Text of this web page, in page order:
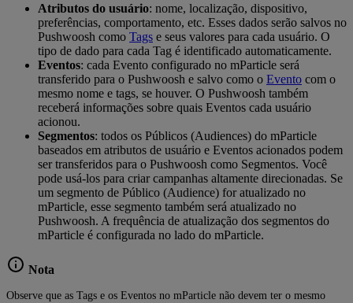
Atributos do usuário: nome, localização, dispositivo,
preferências, comportamento, etc. Esses dados serão salvos no
Pushwoosh como Tags e seus valores para cada usuário. O
tipo de dado para cada Tag é identificado automaticamente.
Eventos: cada Evento configurado no mParticle será
transferido para o Pushwoosh e salvo como o Evento com o
mesmo nome e tags, se houver. O Pushwoosh também
receberá informações sobre quais Eventos cada usuário
acionou.
Segmentos: todos os Públicos (Audiences) do mParticle
baseados em atributos de usuário e Eventos acionados podem
ser transferidos para o Pushwoosh como Segmentos. Você
pode usá-los para criar campanhas altamente direcionadas. Se
um segmento de Público (Audience) for atualizado no
mParticle, esse segmento também será atualizado no
Pushwoosh. A frequência de atualização dos segmentos do
mParticle é configurada no lado do mParticle.
Nota
Observe que as Tags e os Eventos no mParticle não devem ter o mesmo